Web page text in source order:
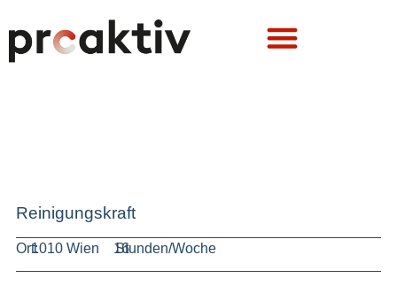
Reinigungskraft
Ort:1010 Wien 16
Stunden/Woche